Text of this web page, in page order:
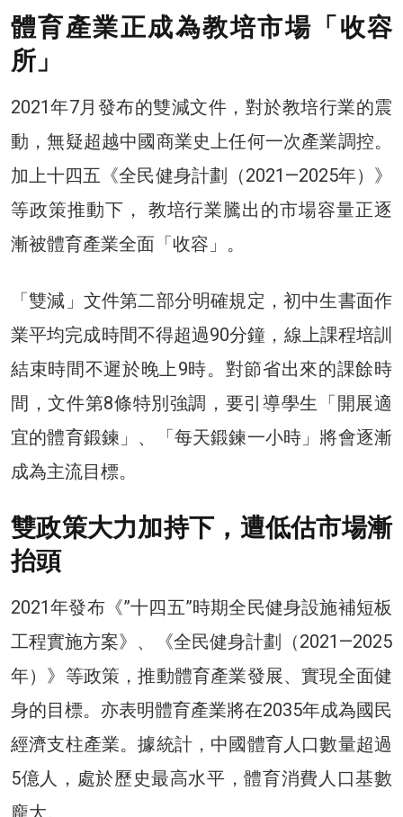
體育產業正成為教培市場「收容
所」
2021年7月發布的雙減文件，對於教培行業的震
動，無疑超越中國商業史上任何一次產業調控。
加上十四五《全民健身計劃（2021—2025年）》
等政策推動下， 教培行業騰出的市場容量正逐
漸被體育產業全面「收容」。
「雙減」文件第二部分明確規定，初中生書面作
業平均完成時間不得超過90分鐘，線上課程培訓
結束時間不遲於晚上9時。對節省出來的課餘時
間，文件第8條特別強調，要引導學生「開展適
宜的體育鍛鍊」、「每天鍛鍊一小時」將會逐漸
成為主流目標。
雙政策大力加持下，遭低估市場漸
抬頭
2021年發布《”十四五”時期全民健身設施補短板
工程實施方案》、《全民健身計劃（2021—2025
年）》等政策，推動體育產業發展、實現全面健
身的目標。亦表明體育產業將在2035年成為國民
經濟支柱產業。據統計，中國體育人口數量超過
5億人，處於歷史最高水平，體育消費人口基數
龐大。